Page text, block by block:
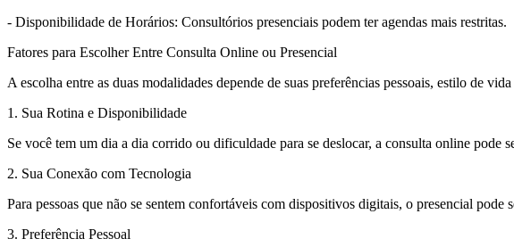
- Disponibilidade de Horários: Consultórios presenciais podem ter agendas mais restritas.
Fatores para Escolher Entre Consulta Online ou Presencial
A escolha entre as duas modalidades depende de suas preferências pessoais, estilo de
1. Sua Rotina e Disponibilidade
Se você tem um dia a dia corrido ou dificuldade para se deslocar, a consulta online pode
2. Sua Conexão com Tecnologia
Para pessoas que não se sentem confortáveis com dispositivos digitais, o presencial pode
3. Preferência Pessoal